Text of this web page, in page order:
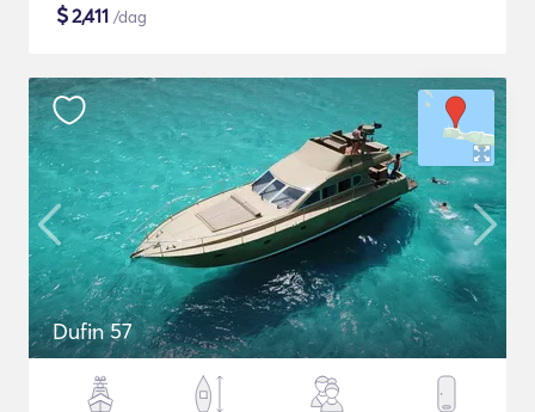
$2,411 /dag
Dufin 57